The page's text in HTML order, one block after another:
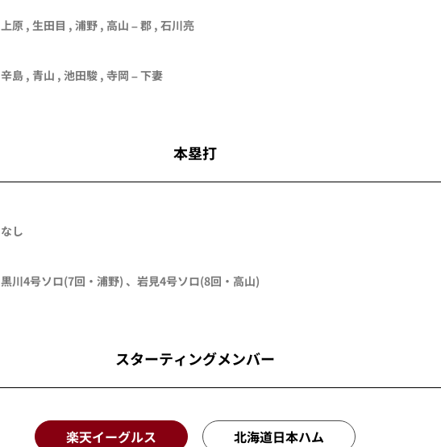
上原 , 生田目 , 浦野 , 高山 –郡 , 石川亮
辛島 , 青山 , 池田駿 , 寺岡 –下妻
本塁打
なし
黒川4号ソロ(7回・ 浦野) 、 岩見4号ソロ(8回・ 高山)
スターティングメンバー
楽天イーグルス 北海道日本ハム